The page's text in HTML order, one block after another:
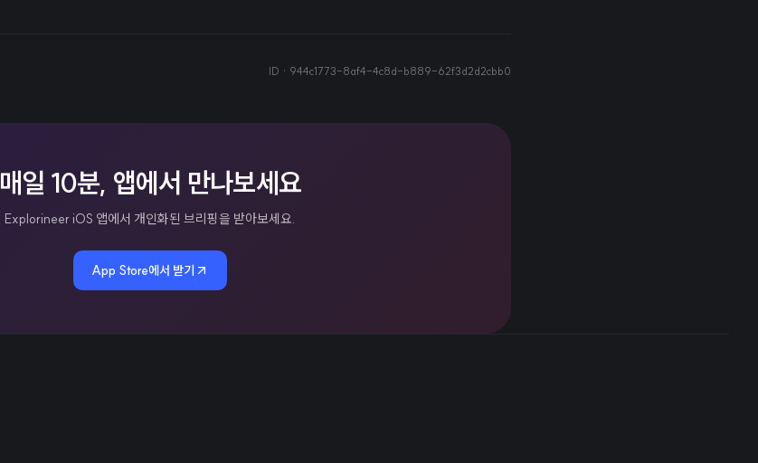
ID · 944c1773-8af4-4c8d-b889-62f3d2d2cbb0
매일 10분, 앱에서 만나보세요
Explorineer iOS 앱에서 개인화된 브리핑을 받아보세요.
App Store에서 받기